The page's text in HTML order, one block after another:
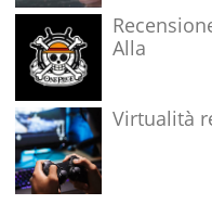
Alla
Virtualità